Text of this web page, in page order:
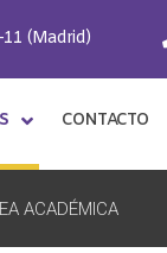
11 (Madrid)
CONTACTO
ACADÉMICA